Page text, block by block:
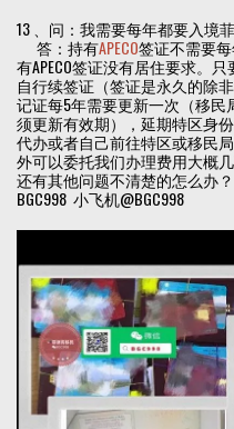
13 、问：我需要每年都要入境
答：持有APECO签证不需要
有APECO签证没有居住要求。
自行续签证（签证是永久的除
记证每5年需要更新一次（移
须更新有效期），延期特区身
代办或者自己前往特区或移民
外可以委托我们办理费用大概
还有其他问题不清楚的怎么
BGC998 小飞机@BGC998